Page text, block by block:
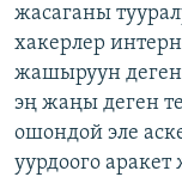
жасаганы
хакерлер
жашыруун
эң жаңы деген
ошондой эле
уурдоого